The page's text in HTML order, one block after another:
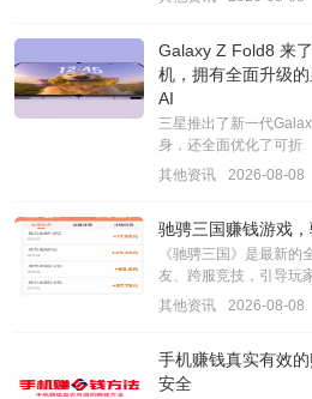
Galaxy Z Fold8 来
机，拥有全面升级
AI
三星推出了新一代
身，还全面优化了可折
其他资讯
2026-08-08
驰骋三国赚钱游戏
《驰骋三国》是最新
友、跨服竞技，引导玩
其他资讯
2026-08-08
手机赚钱真实有效
安全